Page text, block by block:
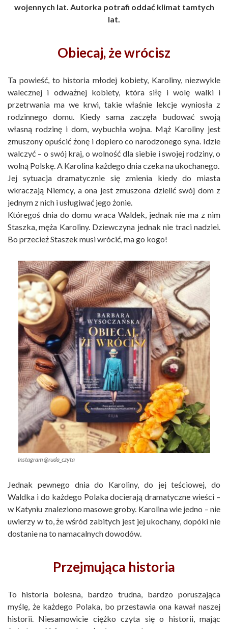
wojennych lat. Autorka potrafi oddać klimat tamtych
lat.
Obiecaj, że wrócisz
Ta powieść, to historia młodej kobiety, Karoliny, niezwykle
walecznej i odważnej kobiety, która siłę i wolę walki i
przetrwania ma we krwi, takie właśnie lekcje wyniosła z
rodzinnego domu. Kiedy sama zaczęła budować swoją
własną rodzinę i dom, wybuchła wojna. Mąż Karoliny jest
zmuszony opuścić żonę i dopiero co narodzonego syna. Idzie
walczyć – o swój kraj, o wolność dla siebie i swojej rodziny, o
wolną Polskę. A Karolina każdego dnia czeka na ukochanego.
Jej sytuacja dramatycznie się zmienia kiedy do miasta
wkraczają Niemcy, a ona jest zmuszona dzielić swój dom z
jednym z nich i usługiwać jego żonie.
Któregoś dnia do domu wraca Waldek, jednak nie ma z nim
Staszka, męża Karoliny. Dziewczyna jednak nie traci nadziei.
Bo przecież Staszek musi wrócić, ma go kogo!
Instagram @ruda_czyta
Jednak pewnego dnia do Karoliny, do jej teściowej, do
Waldka i do każdego Polaka docierają dramatyczne wieści –
w Katyniu znaleziono masowe groby. Karolina wie jedno – nie
uwierzy w to, że wśród zabitych jest jej ukochany, dopóki nie
dostanie na to namacalnych dowodów.
Przejmująca historia
To historia bolesna, bardzo trudna, bardzo poruszająca
myślę, że każdego Polaka, bo przestawia ona kawał naszej
historii. Niesamowicie ciężko czyta się o historii, mając